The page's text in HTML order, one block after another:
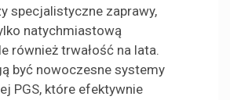
specjalistyczne zaprawy,
natychmiastową
również trwałość na lata.
być nowoczesne systemy
PGS, które efektywnie